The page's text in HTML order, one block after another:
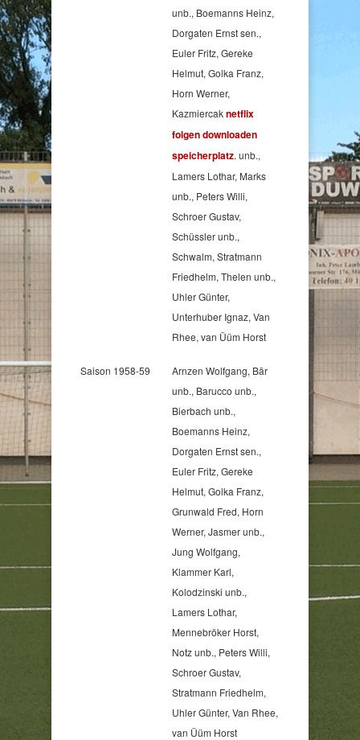
unb., Boemanns Heinz,
Dorgaten Ernst sen.,
Euler Fritz, Gereke
Helmut, Golka Franz,
Horn Werner,
Kazmiercaknetflix
folgen downloaden
speicherplatz. unb.,
Lamers Lothar, Marks
unb., Peters Willi,
Schroer Gustav,
Schüssler unb.,
Schwalm, Stratmann
Friedhelm, Thelen unb.,
Uhler Günter,
Unterhuber Ignaz, Van
Rhee, van Üüm Horst
Saison 1958-59
Arnzen Wolfgang, Bär
unb., Barucco unb.,
Bierbach unb.,
Boemanns Heinz,
Dorgaten Ernst sen.,
Euler Fritz, Gereke
Helmut, Golka Franz,
Grunwald Fred, Horn
Werner, Jasmer unb.,
Jung Wolfgang,
Klammer Karl,
Kolodzinski unb.,
Lamers Lothar,
Mennebröker Horst,
Notz unb., Peters Willi,
Schroer Gustav,
Stratmann Friedhelm,
Uhler Günter, Van Rhee,
van Üüm Horst